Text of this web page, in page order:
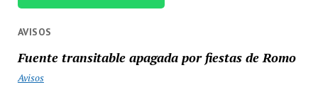
AVISOS
Fuente transitable apagada por fiestas de Romo
Avisos